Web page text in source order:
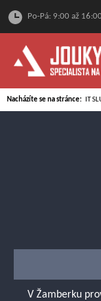
Po-Pá: 9:00 až
Nacházíte se na stránce: IT
V Žamberku